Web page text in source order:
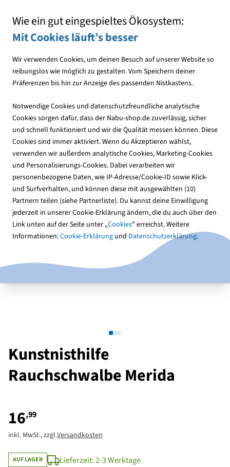
Wie ein gut eingespieltes Ökosystem:
Mit Cookies läuft’s besser
Wir verwenden Cookies, um deinen Besuch auf unserer Website so
reibungslos wie möglich zu gestalten. Vom Speichern deiner
Präferenzen bis hin zur Anzeige des passenden Nistkastens.
Notwendige Cookies und datenschutzfreundliche analytische
Cookies sorgen dafür, dass der Nabu-shop.de zuverlässig, sicher
und schnell funktioniert und wir die Qualität messen können. Diese
Cookies sind immer aktiviert. Wenn du Akzeptieren wählst,
verwenden wir außerdem analytische Cookies, Marketing-Cookies
und Personalisierungs-Cookies. Dabei verarbeiten wir
personenbezogene Daten, wie IP-Adresse/Cookie-ID sowie Klick-
und Surfverhalten, und können diese mit ausgewählten (10)
Partnern teilen (siehe Partnerliste). Du kannst deine Einwilligung
jederzeit in unserer Cookie-Erklärung ändern, die du auch über den
Link unten auf der Seite unter „Cookies“ erreichst. Weitere
Informationen:Cookie-Erklärung und Datenschutzerklärung.
Nistkästen Holzbeton-Nistkästen
Kunstnisthilfe
Rauchschwalbe Merida
16,99
inkl. MwSt., zzgl.Versandkosten
AUF LAGER Lieferzeit: 2-3 Werktage